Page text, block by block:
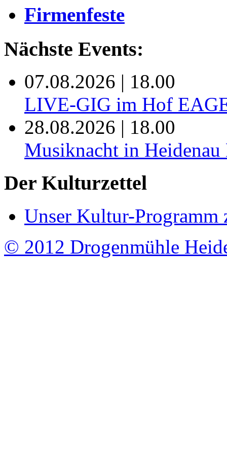
Firmenfeste
Nächste Events:
07.08.2026 | 18.00
LIVE-GIG im Hof
28.08.2026 | 18.00
Musiknacht in
Der Kulturzettel
Unser Kultur-Programm
© 2012 Drogenmühle